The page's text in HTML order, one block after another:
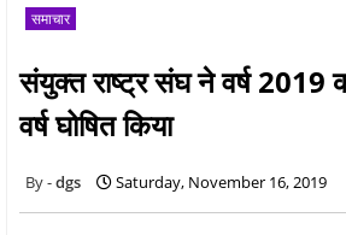
समाचार
संयुक्त राष्ट्र संघ ने वर्ष 2019
वर्ष घोषित किया
dgs Saturday, November 16, 2019